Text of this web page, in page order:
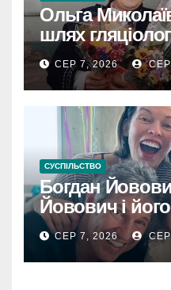
Ольга
шлях
експедиційної
директора
РАН
СЕР 7, 2026
СУСПІЛЬСТВО
Богдан
Йовович і
доля
СЕР 7, 2026